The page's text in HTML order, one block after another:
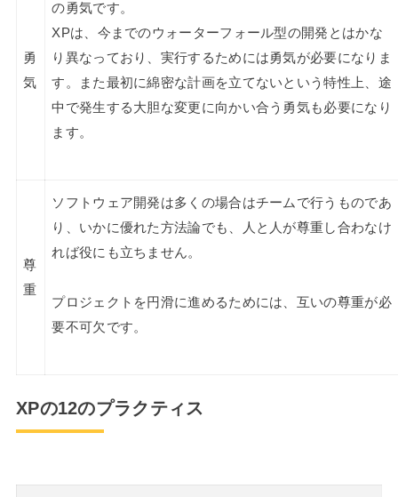
勇
気
の勇気です。
XPは、今までのウォーターフォール型の開発とはかな
り異なっており、実行するためには勇気が必要になりま
す。また最初に綿密な計画を立てないという特性上、途
中で発生する大胆な変更に向かい合う勇気も必要になり
ます。
尊
重
ソフトウェア開発は多くの場合はチームで行うものであ
り、いかに優れた方法論でも、人と人が尊重し合わなけ
れば役にも立ちません。
プロジェクトを円滑に進めるためには、互いの尊重が必
要不可欠です。
XPの12のプラクティス